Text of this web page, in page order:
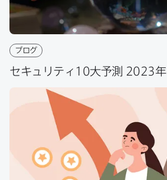
ブログ
セキュリティ 10大予測 2023年